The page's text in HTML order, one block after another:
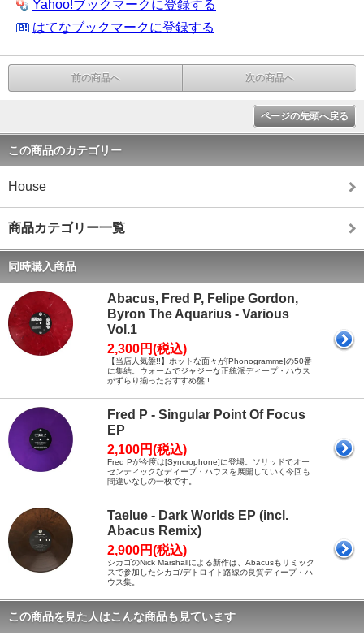
Yahoo!ブックマークに登録する
はてなブックマークに登録する
前の商品へ 次の商品へ
ページの先頭へ戻る
この商品のカテゴリー
House
商品カテゴリー一覧
同時購入商品
Abacus, Fred P, Felipe Gordon,
Byron The Aquarius - Various
Vol.1
2,300円(税込)
【当店人気盤!!】ホットな面々が[Phonogramme]の50番
に集結。ウォームでジャジーな正統派ディープ・ハウス
がずらり揃ったおすすめ盤!!
Fred P - Singular Point Of Focus
EP
2,100円(税込)
Fred Pが今度は[Syncrophone]に登場。ソリッドでオー
センティックなディープ・ハウスを展開していく今回も
間違いなしの一枚です。
Taelue - Dark Worlds EP (incl.
Abacus Remix)
2,900円(税込)
シカゴのNick Marshallによる新作は、Abacusもリミック
スで参加したシカゴ/デトロイト路線の良質ディープ・ハ
ウス集。
この商品を見た人はこんな商品も見ています